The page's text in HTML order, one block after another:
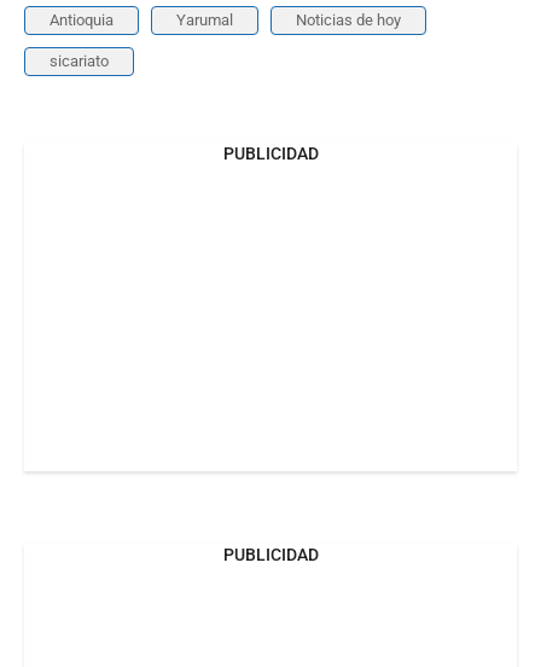
Antioquia Yarumal Noticias de hoy
sicariato
PUBLICIDAD
PUBLICIDAD